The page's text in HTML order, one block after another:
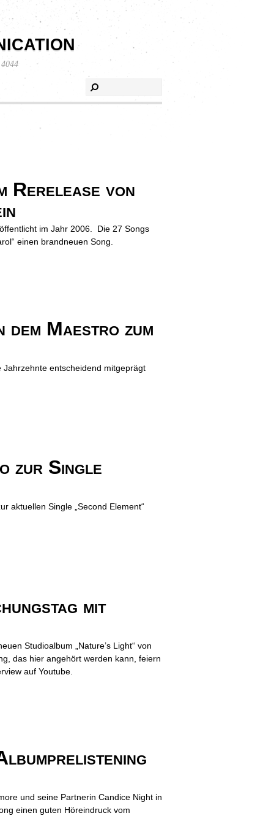
Rerelease von
im Jahr 2006. Die 27 Songs
einen brandneuen Song.
Maestro zum
entscheidend mitgeprägt
zur Single
aktuellen Single „Second Element“
mit
Studioalbum „Nature’s Light“ von
das hier angehört werden kann, feiern
auf Youtube.
und seine Partnerin Candice Night in
einen guten Höreindruck vom